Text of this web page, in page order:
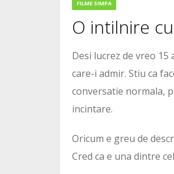
5482
FILME SIMPA
O intilnire
Desi lucrez de vreo
care-i admir. Stiu ca
conversatie normala,
incintare.
Oricum e greu de
Cred ca e una dintre